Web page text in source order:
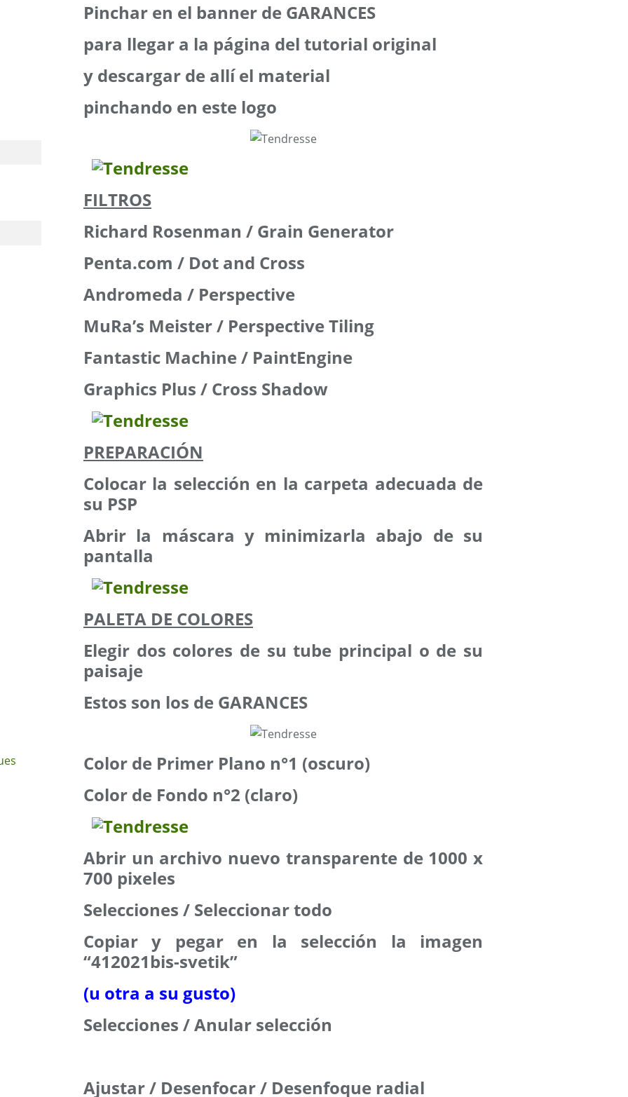
Pinchar en el banner de GARANCES
para llegar a la página del tutorial original
y descargar de allí el material
pinchando en este logo
FILTROS
Richard Rosenman / Grain Generator
Penta.com / Dot and Cross
Andromeda / Perspective
MuRa’s Meister / Perspective Tiling
Fantastic Machine / PaintEngine
Graphics Plus / Cross Shadow
PREPARACIÓN
Colocar la selección en la carpeta adecuada de
su PSP
Abrir la máscara y minimizarla abajo de su
pantalla
PALETA DE COLORES
Elegir dos colores de su tube principal o de su
paisaje
Estos son los de GARANCES
Color de Primer Plano n°1 (oscuro)
Color de Fondo n°2 (claro)
Abrir un archivo nuevo transparente de 1000 x
700 pixeles
Selecciones / Seleccionar todo
Copiar y pegar en la selección la imagen
“412021bis-svetik”
(u otra a su gusto)
Selecciones / Anular selección
Ajustar / Desenfocar / Desenfoque radial